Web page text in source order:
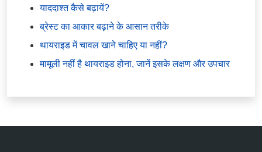
याददाश्त कैसे बढ़ायें?
ब्रेस्ट का आकार बढ़ाने के आसान तरीके
थायराइड में चावल खाने चाहिए या नहीं?
मामूली नहीं है थायराइड होना, जानें इसके लक्षण और उपचार